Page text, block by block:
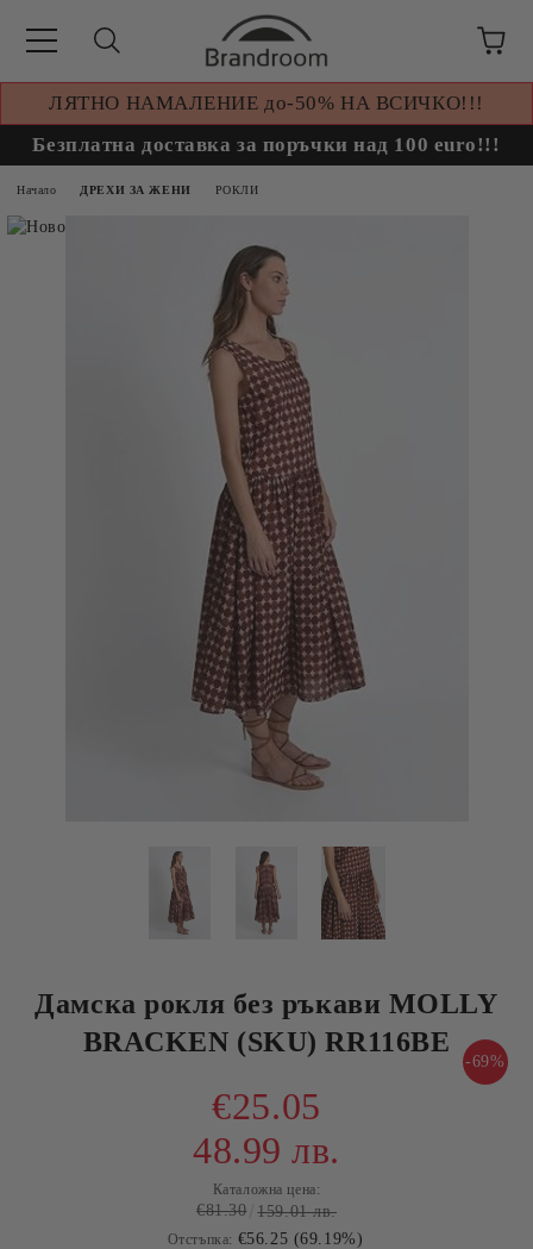
ЛЯТНО НАМАЛЕНИЕ до-50% НА ВСИЧКО!!!
Безплатна доставка за поръчки над 100 euro!!!
Начало ДРЕХИ ЗА ЖЕНИ РОКЛИ
Дамска рокля без ръкави MOLLY
BRACKEN (SKU) RR116BE
-69%
€25.05
48.99 лв.
Каталожна цена:
€81.30 159.01 лв.
Отстъпка: €56.25 (69.19%)